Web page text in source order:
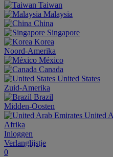
Taiwan
Malaysia
China
Singapore
Korea
Noord-Amerika
México
Canada
United States
Zuid-Amerika
Brazil
Midden-Oosten
United
Afrika
Inloggen
Verlanglijstje
0